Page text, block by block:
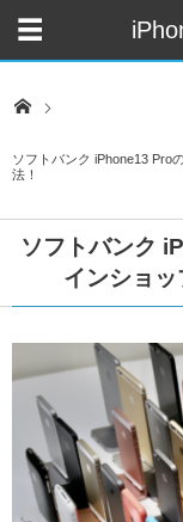
ソフトバンク iPhone13 Pro
法！
ソフトバンク
インショッ